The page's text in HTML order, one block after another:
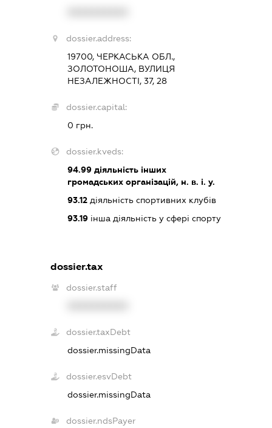
dossier.address:
19700, ЧЕРКАСЬКА ОБЛ.,
ЗОЛОТОНОША, ВУЛИЦЯ
НЕЗАЛЕЖНОСТІ, 37, 28
dossier.capital:
0 грн.
dossier.kveds:
94.99 діяльність інших
громадських організацій, н. в. і. у.
93.12 діяльність спортивних клубів
93.19 інша діяльність у сфері спорту
dossier.tax
dossier.staff
dossier.taxDebt
dossier.missingData
dossier.esvDebt
dossier.missingData
dossier.ndsPayer